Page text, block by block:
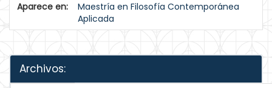
Aparece en:
Maestría en Filosofía Contemporánea
Aplicada
Archivos: